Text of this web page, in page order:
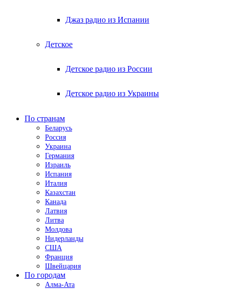
Джаз радио из Испании
Детское
Детское радио из России
Детское радио из Украины
По странам
Беларусь
Россия
Украина
Германия
Израиль
Испания
Италия
Казахстан
Канада
Латвия
Литва
Молдова
Нидерланды
США
Франция
Швейцария
По городам
Алма-Ата